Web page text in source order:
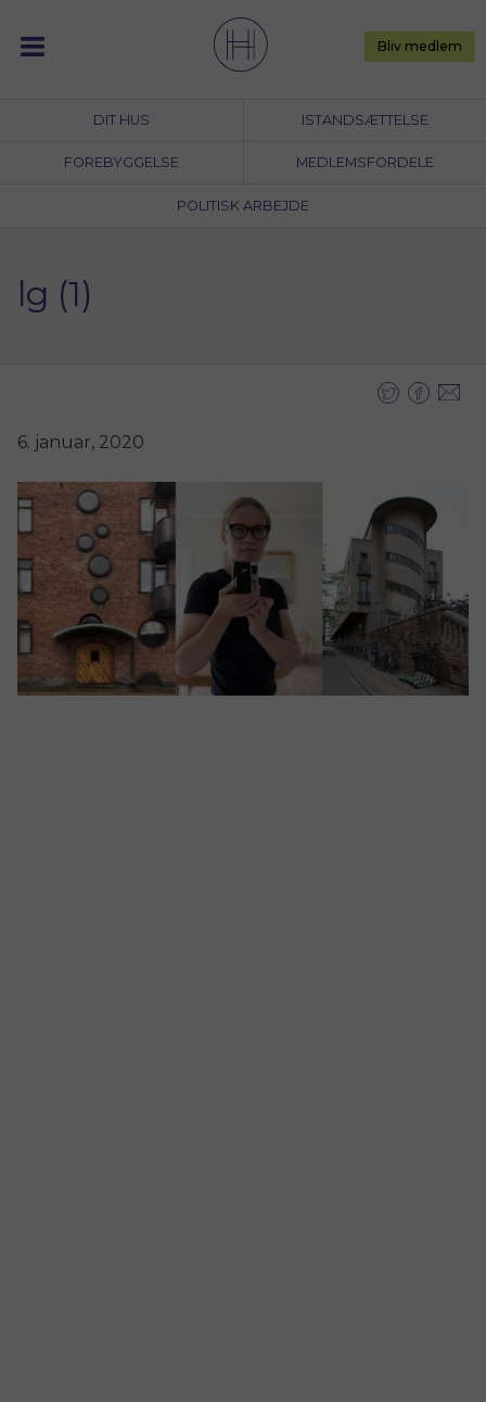
content
DIT HUS ISTANDSÆTTELSE
FOREBYGGELSE MEDLEMSFORDELE
POLITISK ARBEJDE
Bliv medlem
lg (1)
6. januar, 2020